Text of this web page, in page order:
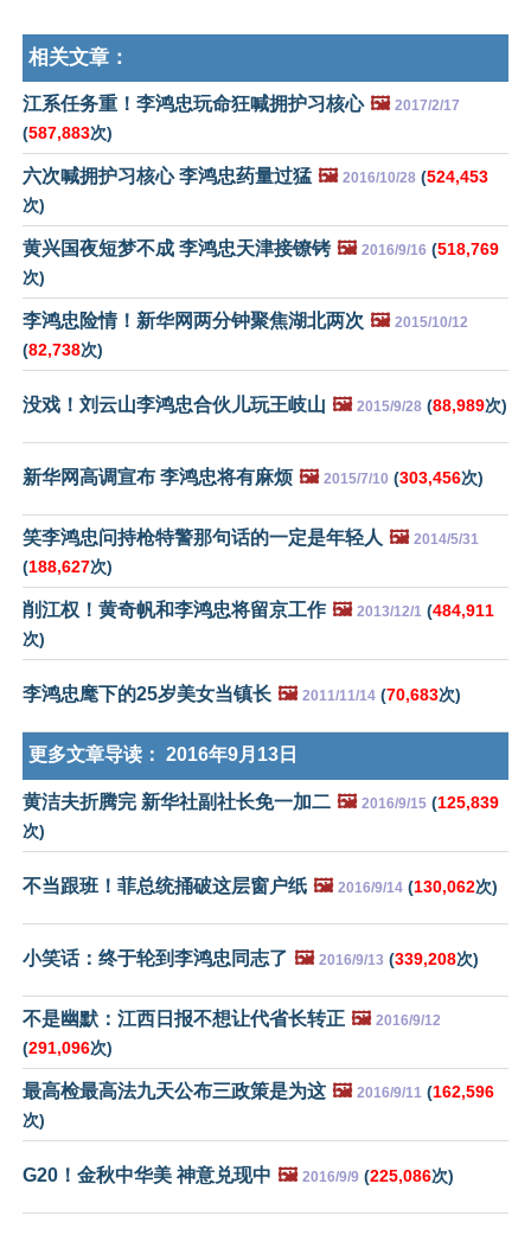
相关文章：
江系任务重！李鸿忠玩命狂喊拥护习核心 🖼️ 2017/2/17
(587,883次)
六次喊拥护习核心 李鸿忠药量过猛 🖼️ 2016/10/28 (524,453
次)
黄兴国夜短梦不成 李鸿忠天津接镣铐 🖼️ 2016/9/16 (518,769
次)
李鸿忠险情！新华网两分钟聚焦湖北两次 🖼️ 2015/10/12
(82,738次)
没戏！刘云山李鸿忠合伙儿玩王岐山 🖼️ 2015/9/28 (88,989次)
新华网高调宣布 李鸿忠将有麻烦 🖼️ 2015/7/10 (303,456次)
笑李鸿忠问持枪特警那句话的一定是年轻人 🖼️ 2014/5/31
(188,627次)
削江权！黄奇帆和李鸿忠将留京工作 🖼️ 2013/12/1 (484,911
次)
李鸿忠麾下的25岁美女当镇长 🖼️ 2011/11/14 (70,683次)
更多文章导读： 2016年9月13日
黄洁夫折腾完 新华社副社长免一加二 🖼️ 2016/9/15 (125,839
次)
不当跟班！菲总统捅破这层窗户纸 🖼️ 2016/9/14 (130,062次)
小笑话：终于轮到李鸿忠同志了 🖼️ 2016/9/13 (339,208次)
不是幽默：江西日报不想让代省长转正 🖼️ 2016/9/12
(291,096次)
最高检最高法九天公布三政策是为这 🖼️ 2016/9/11 (162,596
次)
G20！金秋中华美 神意兑现中 🖼️ 2016/9/9 (225,086次)